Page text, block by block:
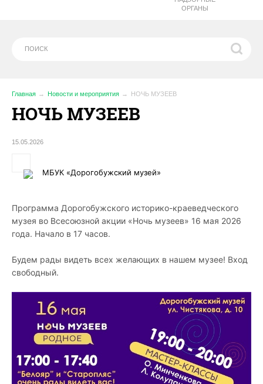
ОРГАНЫ
Главная Новости и мероприятия ️НОЧЬ МУЗЕЕВ
️НОЧЬ МУЗЕЕВ
15.05.2026
МБУК «Дорогобужский музей»
Программа Дорогобужского историко-краеведческого
музея во Всесоюзной акции «Ночь музеев» 16 мая 2026
года. Начало в 17 часов.
Будем рады видеть всех желающих в нашем музее! Вход
свободный.